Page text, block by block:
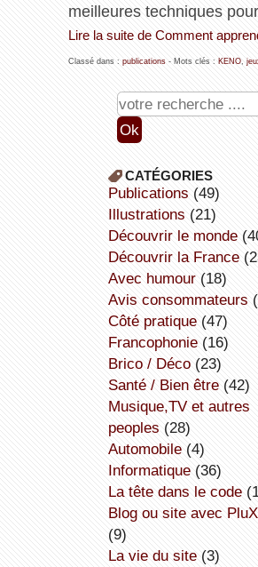
meilleures techniques
Lire la suite de Comment
Classé dans : publications- Mots clés : KENO,
CATÉGORIES
publications (49)
illustrations (21)
découvrir le monde
découvrir la France
avec humour(18)
avis consommateurs
côté pratique(47)
Francophonie(16)
Brico / Déco(23)
Santé / Bien être(42)
Musique,TV et autres
peoples (28)
Automobile(4)
informatique(36)
la tête dans le code
Blog ou site avec
(9)
la vie du site(3)